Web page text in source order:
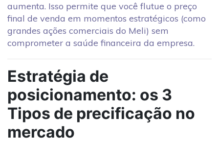
aumenta. Isso permite que você flutue o preço
final de venda em momentos estratégicos (como
grandes ações comerciais do Meli) sem
comprometer a saúde financeira da empresa.
Estratégia de
posicionamento: os 3
Tipos de precificação no
mercado